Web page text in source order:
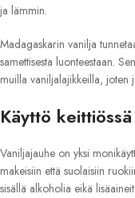
ja lämmin.
Madagaskarin vanilja
samettisesta luonteestaan.
muilla vaniljalajikkeilla, joten
Käyttö keittiössä
Vaniljajauhe on yksi
makeisiin että suolaisiin
sisällä alkoholia eikä